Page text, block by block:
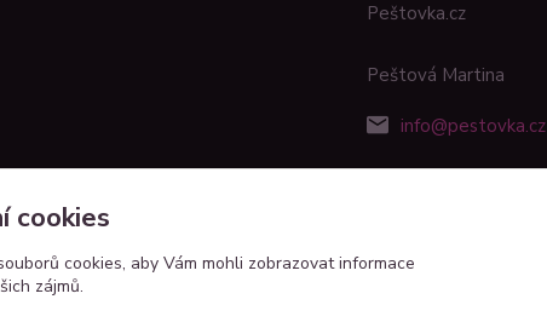
Peštovka.cz
Peštová Martina
info@pestovka.cz
cookies
cookies, aby Vám mohli zobrazovat informace
zájmů.